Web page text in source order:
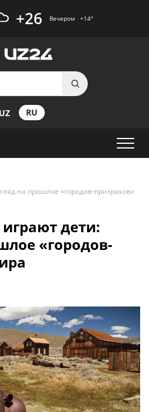
+26 Вечером +14°
UZ RU
на прошлое «городов-призраков»
играют дети:
«городов-